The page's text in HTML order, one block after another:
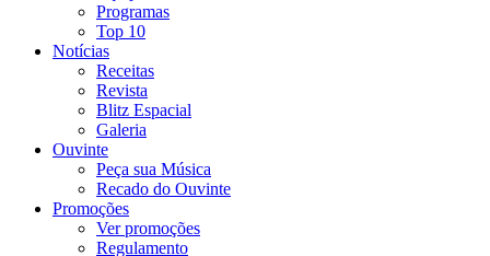
Programas
Top 10
Notícias
Receitas
Revista
Blitz Espacial
Galeria
Ouvinte
Peça sua Música
Recado do Ouvinte
Promoções
Ver promoções
Regulamento